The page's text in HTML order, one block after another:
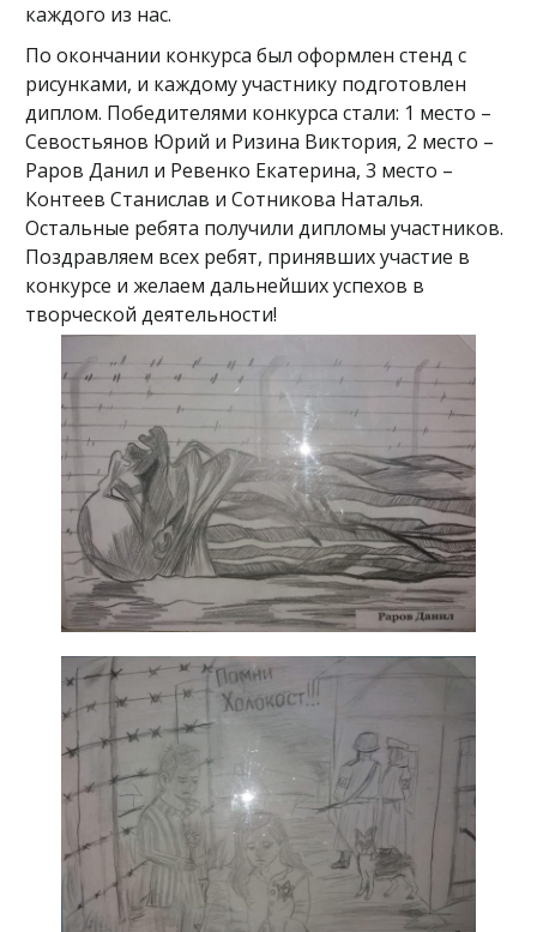
каждого из нас.
По окончании конкурса был оформлен стенд с
рисунками, и каждому участнику подготовлен
диплом. Победителями конкурса стали: 1 место –
Севостьянов Юрий и Ризина Виктория, 2 место –
Раров Данил и Ревенко Екатерина, 3 место –
Контеев Станислав и Сотникова Наталья.
Остальные ребята получили дипломы участников.
Поздравляем всех ребят, принявших участие в
конкурсе и желаем дальнейших успехов в
творческой деятельности!